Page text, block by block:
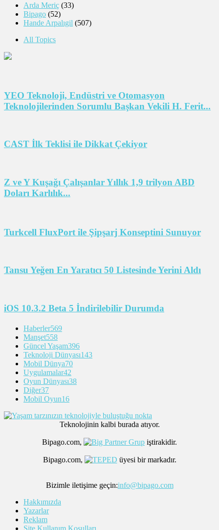
Arda Meriç (33)
Bipago (52)
Hande Arpalıgil (507)
All Topics
YEO Teknoloji, Endüstri ve Otomasyon
Teknolojilerinden Sorumlu Başkan Vekili H. Ferit...
CAST İlk Teklisi ile Dikkat Çekiyor
Z ve Y Kuşağı Çalışanlar Yıllık 1,9 trilyon ABD
Doları Karlılık...
Turkcell FluxPort ile Şipşarj Konseptini Sunuyor
Tansu Yeğen En Yaratıcı 50 Listesinde Yerini Aldı
iOS 10.3.2 Beta 5 İndirilebilir Durumda
Haberler569
Manşet558
Güncel Yaşam396
Teknoloji Dünyası143
Mobil Dünya70
Uygulamalar42
Oyun Dünyası38
Diğer37
Mobil Oyun16
Teknolojinin kalbi burada atıyor.
Bipago.com, iştirakidir.
Bipago.com, üyesi bir markadır.
Bizimle iletişime geçin:info@bipago.com
Hakkımızda
Yazarlar
Reklam
Site Kullanım Koşulları